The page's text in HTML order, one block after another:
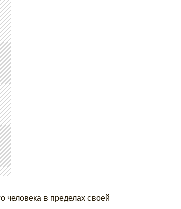
человека в пределах своей